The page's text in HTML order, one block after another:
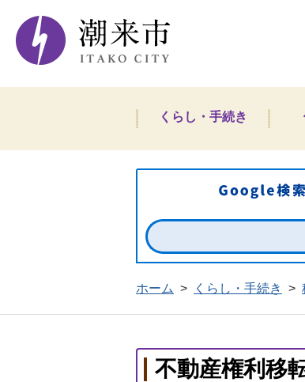
潮来市
くらし・手続き
ホーム > くらし・手続き >
不動産権利移